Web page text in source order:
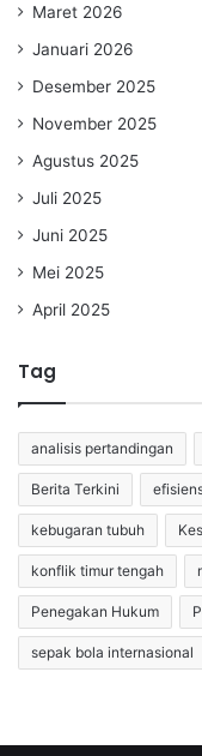
Maret 2026
Januari 2026
Desember 2025
November 2025
Agustus 2025
Juli 2025
Juni 2025
Mei 2025
April 2025
Tag
analisis pertandingan
Berita Terkini
kebugaran tubuh
konflik timur tengah
Penegakan Hukum
sepak bola internasional